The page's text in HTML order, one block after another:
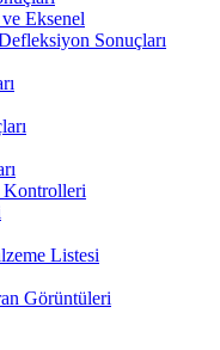
Eksenel
Sonuçları
Kontrolleri
Listesi
Görüntüleri